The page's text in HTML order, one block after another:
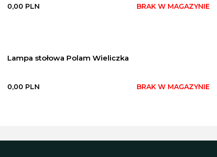
0,00 PLN BRAK W MAGAZYNIE
Lampa stołowa Polam Wieliczka
0,00 PLN BRAK W MAGAZYNIE